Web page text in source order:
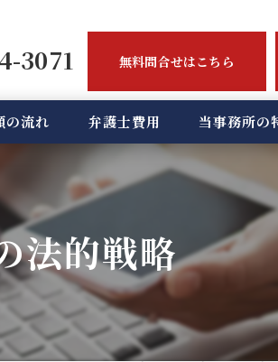
3071 無料問合せはこちら
の流れ 弁護士費用 当事務所の
無料相談
債務整理
債権回収
法的戦略